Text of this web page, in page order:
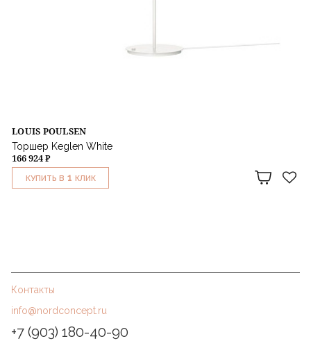
LOUIS POULSEN
Торшер Keglen White
166 924 ₽
КУПИТЬ В 1 КЛИК
Контакты
info@nordconcept.ru
+7 (903) 180-40-90